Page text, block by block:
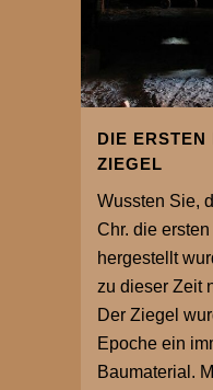
DIE ERSTEN
ZIEGEL
Wussten Sie,
Chr. die
hergestellt
zu dieser Zeit
Der Ziegel
Epoche ein
Baumaterial.